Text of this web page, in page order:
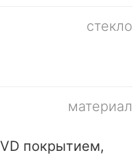
стекло
материал
покрытием,